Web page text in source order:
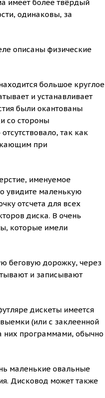
имеет более твёрдый
одинаковы, за
описаны физические
большое круглое
и устанавливает
были окантованы
со стороны
так как
при
именуемое
увидите маленькую
отсчета для всех
диска. В очень
которые имели
беговую дорожку, через
и записывают
дискеты имеется
(или с заклеенной
них программами, обычно
маленькие овальные
Дисковод может также